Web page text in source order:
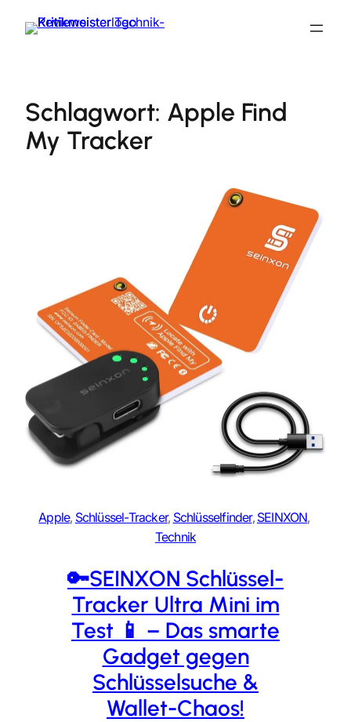
Inhalt
Schlagwort: Apple Find
My Tracker
Apple, Schlüssel-Tracker, Schlüsselfinder, SEINXON
Technik
🔑SEINXON Schlüssel-
Tracker Ultra Mini im
Test 📱 – Das smarte
Gadget gegen
Schlüsselsuche &
Wallet-Chaos!